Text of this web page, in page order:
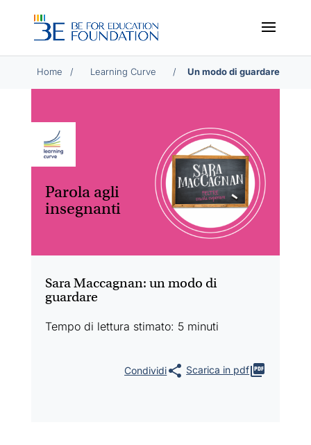
Home / / Un modo di guardare
Parola agli
insegnanti
Sara Maccagnan: un modo di
guardare
Tempo di lettura stimato: 5 minuti
Scarica in pdf